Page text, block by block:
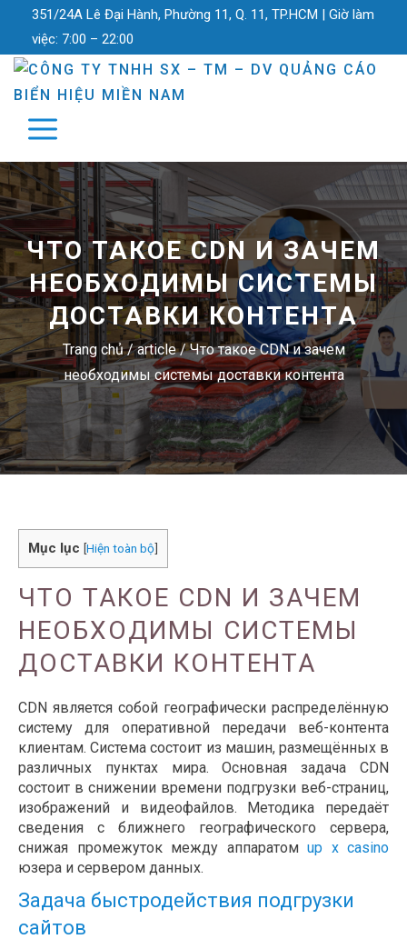
351/24A Lê Đại Hành, Phường 11, Q. 11, TP.HCM | Giờ làm
việc: 7:00 – 22:00
ЧТО ТАКОЕ CDN И ЗАЧЕМ
НЕОБХОДИМЫ СИСТЕМЫ
ДОСТАВКИ КОНТЕНТА
Trang chủ/article/Что такое CDN и зачем
необходимы системы доставки контента
Mục lục [Hiện toàn bộ]
ЧТО ТАКОЕ CDN И ЗАЧЕМ
НЕОБХОДИМЫ СИСТЕМЫ
ДОСТАВКИ КОНТЕНТА
CDN является собой географически распределённую
систему для оперативной передачи веб-контента
клиентам. Система состоит из машин, размещённых в
различных пунктах мира. Основная задача CDN
состоит в снижении времени подгрузки веб-страниц,
изображений и видеофайлов. Методика передаёт
сведения с ближнего географического сервера,
снижая промежуток между аппаратом up x casino
юзера и сервером данных.
Задача быстродействия подгрузки
сайтов